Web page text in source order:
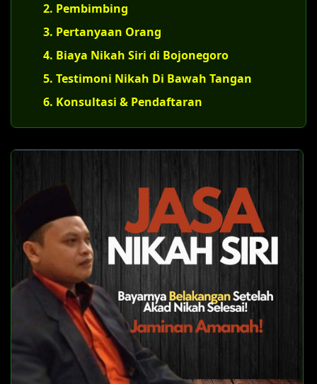
2. Pembimbing
3. Pertanyaan Orang
4. Biaya Nikah Siri di Bojonegoro
5. Testimoni Nikah Di Bawah Tangan
6. Konsultasi & Pendaftaran